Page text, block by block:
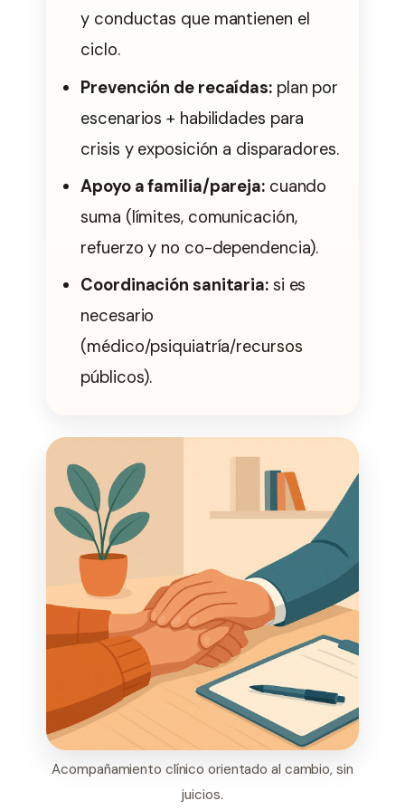
y conductas que mantienen el
ciclo.
Prevención de recaídas:plan por
escenarios + habilidades para
crisis y exposición a disparadores.
Apoyo a familia/pareja:cuando
suma (límites, comunicación,
refuerzo y no co-dependencia).
Coordinación sanitaria:si es
necesario
(médico/psiquiatría/recursos
públicos).
Acompañamiento clínico orientado al cambio, sin
juicios.